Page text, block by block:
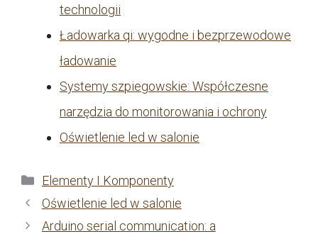
technologii
Ładowarka qi: wygodne i bezprzewodowe
ładowanie
Systemy szpiegowskie: Współczesne
narzędzia do monitorowania i ochrony
Oświetlenie led w salonie
Kategorie
Elementy I Komponenty
Oświetlenie led w salonie
Arduino serial communication: a